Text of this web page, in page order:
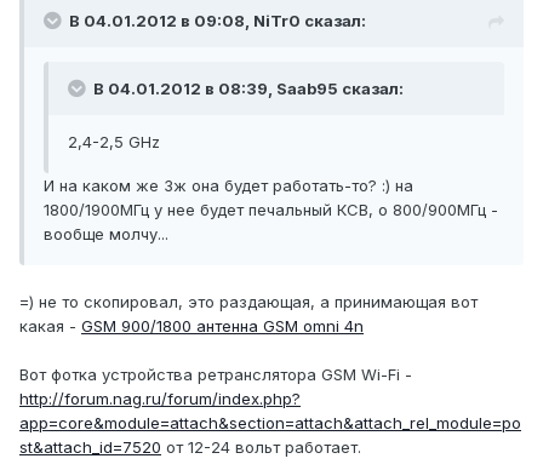
В 04.01.2012 в 09:08, NiTr0 сказал:
В 04.01.2012 в 08:39, Saab95 сказал:
2,4-2,5 GHz
И на каком же 3ж она будет работать-то? :) на
1800/1900МГц у нее будет печальный КСВ, о 800/900МГц -
вообще молчу...
=) не то скопировал, это раздающая, а принимающая вот
какая - GSM 900/1800 антенна GSM omni 4n
Вот фотка устройства ретранслятора GSM Wi-Fi -
http://forum.nag.ru/forum/index.php?
app=core&module=attach&section=attach&attach_rel_module=po
st&attach_id=7520 от 12-24 вольт работает.